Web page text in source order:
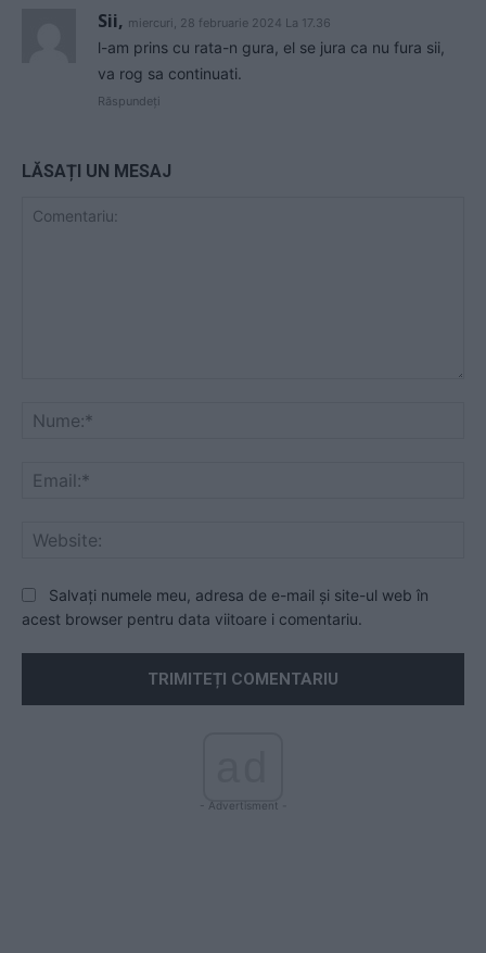
Sii, miercuri, 28 februarie 2024 La 17.36
l-am prins cu rata-n gura, el se jura ca nu fura sii,
va rog sa continuati.
Răspundeți
LĂSAȚI UN MESAJ
Salvați numele meu, adresa de e-mail și site-ul web în
acest browser pentru data viitoare i comentariu.
- Advertisment -